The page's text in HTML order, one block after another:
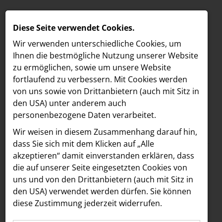
MELDUNGEN
LOEBELL NORDBERG
INNER
aehre
Astoria Artshow
B/S/H Hausgeräte
Meldungen / Unibail-Rodamco-Westfield
Text Bilder
22.10.2025
50 Jahre Westfield
Donau Zentrum – Ein
Diese Seite verwendet Cookies.
Wir verwenden unterschiedliche Cookies, um
Ihnen die best­mögliche Nutzung unserer Website
zu ermöglichen, sowie um unsere Website
fortlaufend zu verbessern. Mit Cookies werden
von uns sowie von Drittanbietern (auch mit Sitz in
den USA) unter anderem auch
personenbezogene Daten verarbeitet.
Wir weisen in diesem Zusammenhang darauf hin,
dass Sie sich mit dem Klicken auf „Alle
akzeptieren“ damit ein­ver­standen erklären, dass
die auf unserer Seite eingesetzten Cookies von
uns und von den Drittanbietern (auch mit Sitz in
den USA) verwendet werden dürfen. Sie können
diese Zustimmung jederzeit widerrufen.